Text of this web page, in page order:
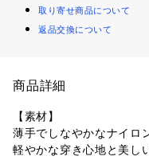
取り寄せ商品について
返品交換について
商品詳細
【素材】
薄手でしなやかなナイロ
軽やかな穿き心地と美し